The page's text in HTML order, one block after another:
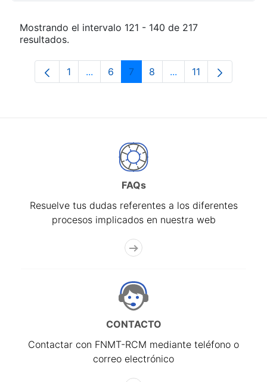
Mostrando el intervalo 121 - 140 de 217
resultados.
Página
1 ...Páginas intermedias Use TAB para
Página
6 Página
7 Página
8 ...Páginas intermedias
Página
11
FAQs
Resuelve tus dudas referentes a los diferentes
procesos implicados en nuestra web
CONTACTO
Contactar con FNMT-RCM mediante teléfono o
correo electrónico